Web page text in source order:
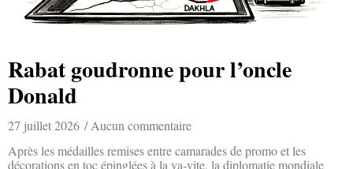
Rabat goudronne pour l’oncle
Donald
27 juillet 2026
Aucun commentaire
Après les médailles remises entre camarades de promo et les
décorations en toc épinglées à la va-vite, la diplomatie mondiale